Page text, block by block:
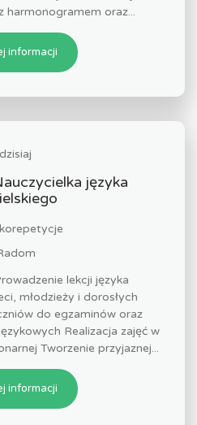
harmonogramem oraz...
informacji
dzisiaj
języka
lekcji języka
młodzieży i dorosłych
do egzaminów oraz
Realizacja zajęć w
Tworzenie przyjaznej...
informacji